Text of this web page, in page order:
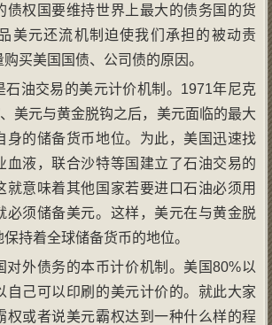
债权国要维持世界上最大的债务国的货
美元还流机制迫使我们承担的被动责
买美国国债、公司债的原因。
石油交易的美元计价机制。1971年尼克
美元与黄金脱钩之后，美元面临的最大
身的储备货币地位。为此，美国迅速找
血液，联合沙特等国建立了石油交易的
就意味着其他国家若要进口石油必须用
必须储备美元。这样，美元在与黄金脱
持着全球储备货币的地位。
对外债务的本币计价机制。美国80%以
自己可以印刷的美元计价的。就此大家
权或者说美元霸权达到一种什么样的程